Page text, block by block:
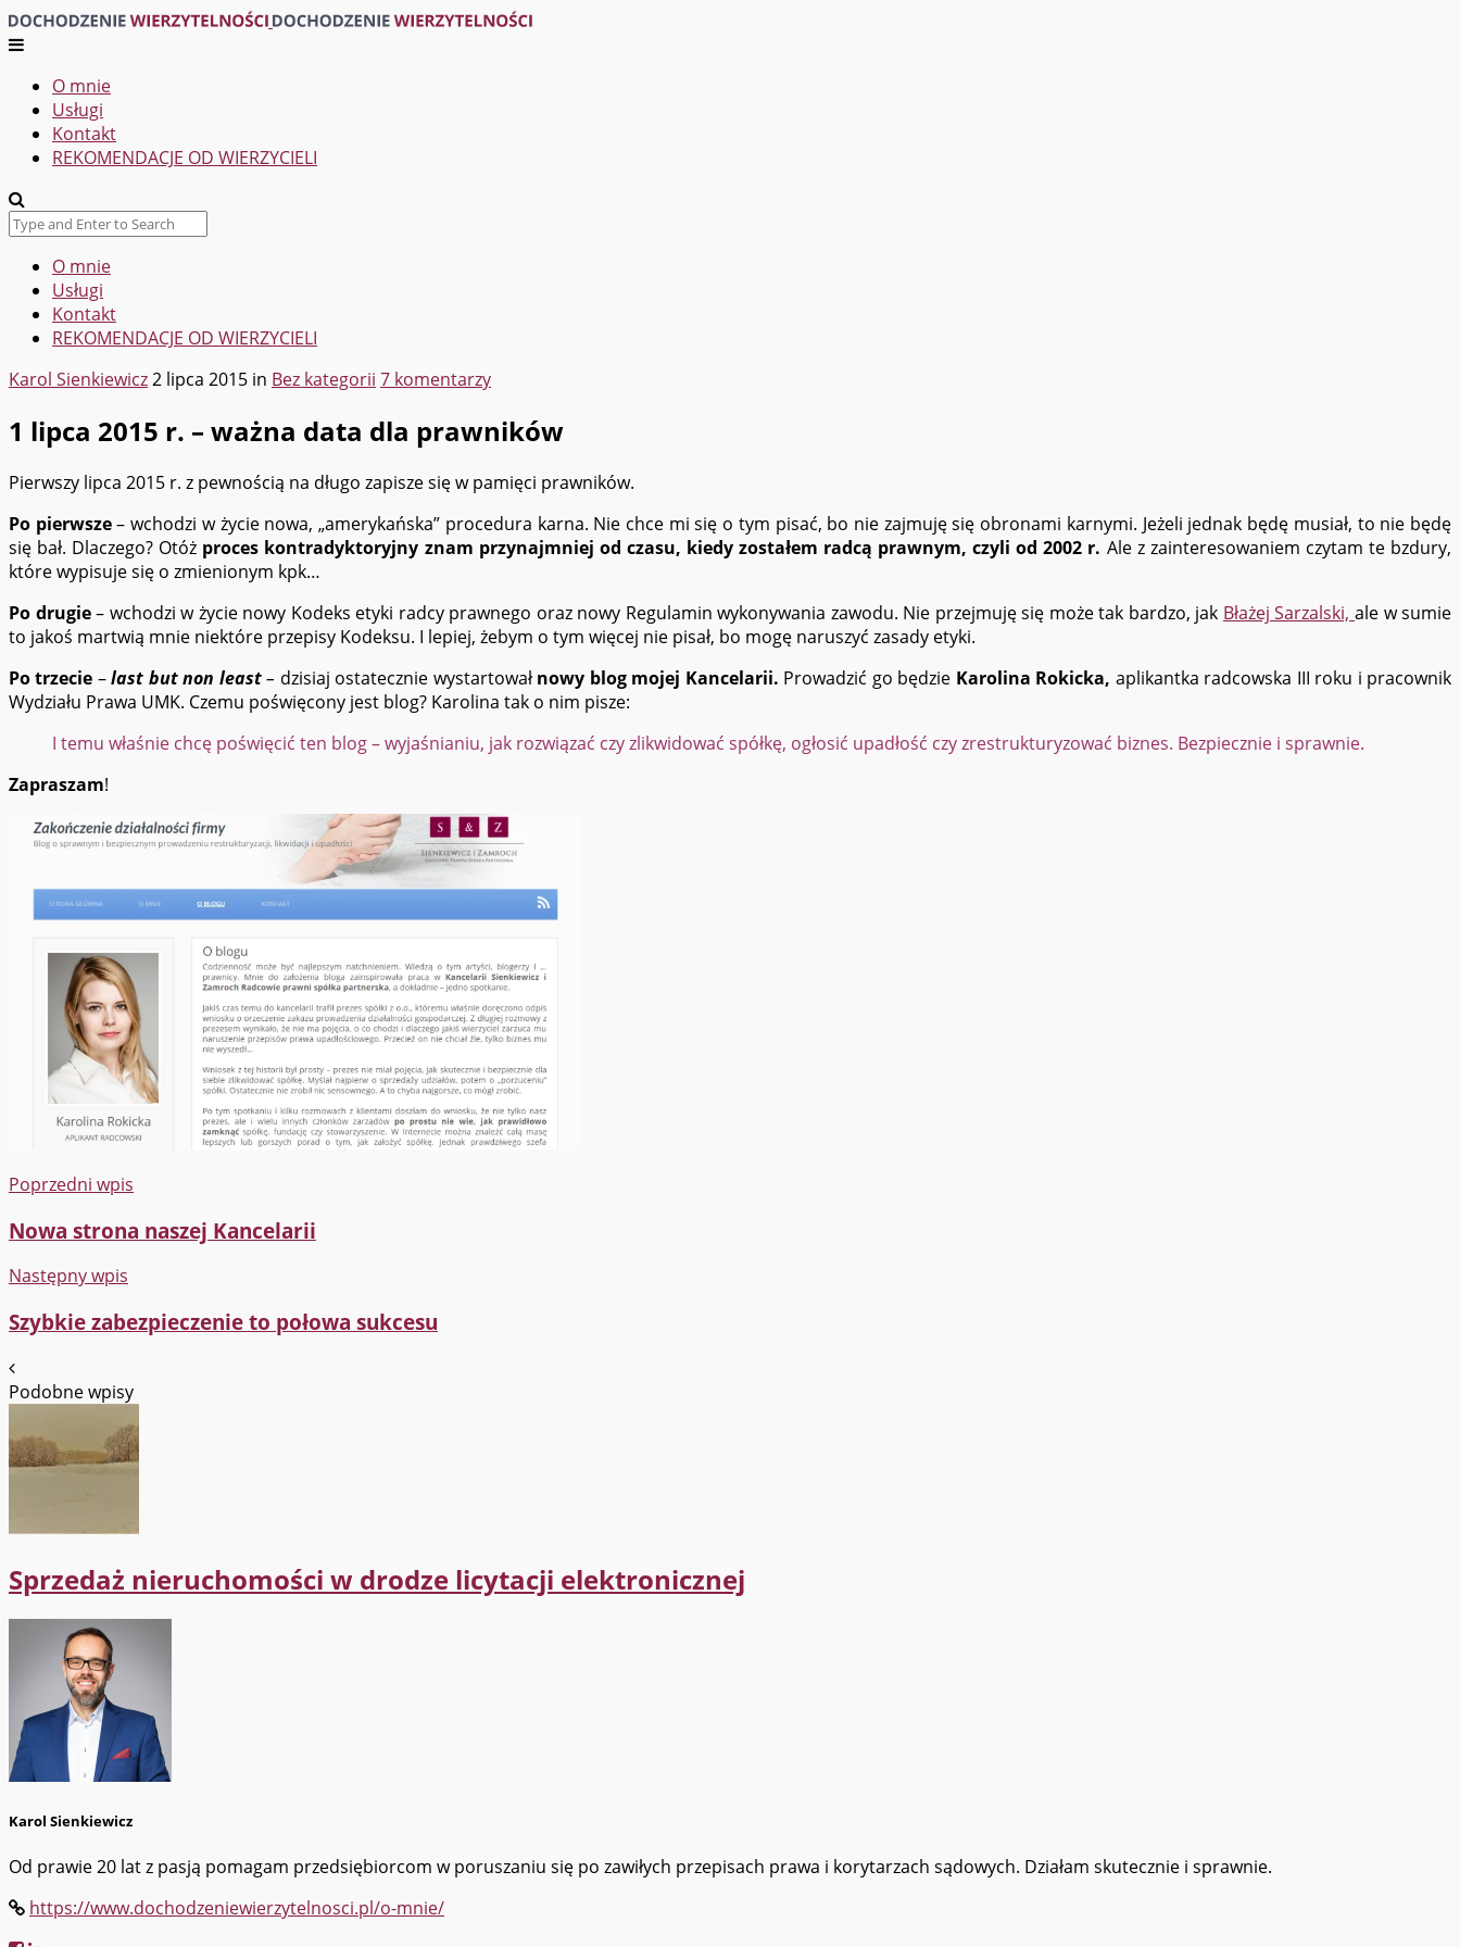
O mnie
Usługi
Kontakt
REKOMENDACJE OD WIERZYCIELI
O mnie
Usługi
Kontakt
REKOMENDACJE OD WIERZYCIELI
Karol Sienkiewicz2 lipca 2015 in Bez kategorii 7 komentarzy
1 lipca 2015 r. – ważna data dla prawników
Pierwszy lipca 2015 r. z pewnością na długo zapisze się w pamięci prawników.
Po pierwsze– wchodzi w życie nowa, „amerykańska” procedura karna. Nie chce mi się o tym pisać, bo nie zajmuję się obronami karnymi. Jeżeli jednak będę musiał, to nie będę
się bał. Dlaczego? Otóż proces kontradyktoryjny znam przynajmniej od czasu, kiedy zostałem radcą prawnym, czyli od 2002 r. Ale z zainteresowaniem czytam te bzdury,
które wypisuje się o zmienionym kpk…
Po drugie– wchodzi w życie nowy Kodeks etyki radcy prawnego oraz nowy Regulamin wykonywania zawodu. Nie przejmuję się może tak bardzo, jak Błażej Sarzalski, ale w sumie
to jakoś martwią mnie niektóre przepisy Kodeksu. I lepiej, żebym o tym więcej nie pisał, bo mogę naruszyć zasady etyki.
Po trzecie –last but non least– dzisiaj ostatecznie wystartował nowy blog mojej Kancelarii. Prowadzić go będzie Karolina Rokicka, aplikantka radcowska III roku i pracownik
Wydziału Prawa UMK. Czemu poświęcony jest blog? Karolina tak o nim pisze:
I temu właśnie chcę poświęcić ten blog – wyjaśnianiu, jak rozwiązać czy zlikwidować spółkę, ogłosić upadłość czy zrestrukturyzować biznes. Bezpiecznie i sprawnie.
Zapraszam!
Poprzedni wpis
Nowa strona naszej Kancelarii
Następny wpis
Szybkie zabezpieczenie to połowa sukcesu
Podobne wpisy
Sprzedaż nieruchomości w drodze licytacji elektronicznej
Karol Sienkiewicz
Od prawie 20 lat z pasją pomagam przedsiębiorcom w poruszaniu się po zawiłych przepisach prawa i korytarzach sądowych. Działam skutecznie i sprawnie.
https://www.dochodzeniewierzytelnosci.pl/o-mnie/